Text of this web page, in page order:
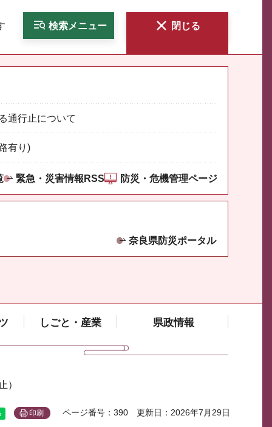
検索メニュー 閉じる
通行止について
有り)
緊急・災害情報RSS 防災・危機管理ページ
奈良県防災ポータル
しごと・産業 県政情報
）
印刷 ページ番号：390 更新日：2026年7月29日